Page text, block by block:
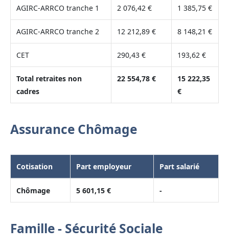
AGIRC-ARRCO tranche 1 2 076,42 € 1 385,75 €
AGIRC-ARRCO tranche 2 12 212,89 € 8 148,21 €
CET 290,43 € 193,62 €
Total retraites non
cadres
22 554,78 €
15 222,35
€
Assurance Chômage
Cotisation Part employeur Part salarié
Chômage 5 601,15 € -
Famille - Sécurité Sociale